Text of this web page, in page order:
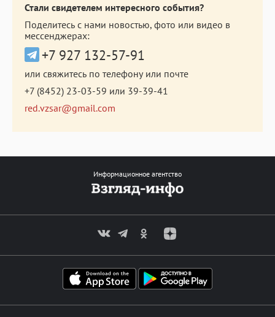
Стали свидетелем интересного события?
Поделитесь с нами новостью, фото или видео в
мессенджерах:
+7 927 132-57-91
или свяжитесь по телефону или почте
+7 (8452) 23-03-59 или 39-39-41
red.vzsar@gmail.com
Информационное агентство